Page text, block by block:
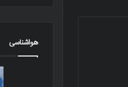
هواشناسی